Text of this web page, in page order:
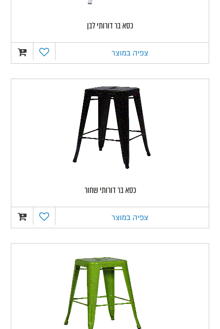
כסא בר דורותי לבן
צפיה במוצר
כסא בר דורותי שחור
צפיה במוצר